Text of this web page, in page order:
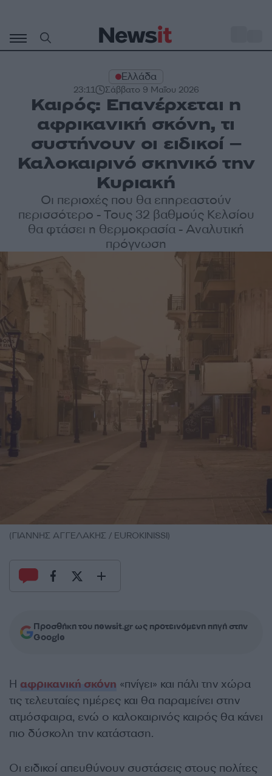
περιεχόμενο
Ελλάδα
23:11 Σάββατο 9 Μαΐου 2026
Καιρός: Επανέρχεται η
αφρικανική σκόνη, τι
συστήνουν οι ειδικοί –
Καλοκαιρινό σκηνικό την
Κυριακή
Οι περιοχές που θα επηρεαστούν
περισσότερο - Τους 32 βαθμούς Κελσίου
θα φτάσει η θερμοκρασία - Αναλυτική
πρόγνωση
(ΓΙΑΝΝΗΣ ΑΓΓΕΛΑΚΗΣ / EUROKINISSI)
Προσθήκη του newsit.gr ως προτεινόμενη πηγή στην
Google
Η αφρικανική σκόνη «πνίγει» και πάλι την χώρα
τις τελευταίες ημέρες και θα παραμείνει στην
ατμόσφαιρα, ενώ ο καλοκαιρινός καιρός θα κάνει
πιο δύσκολη την κατάσταση.
Οι ειδικοί απευθύνουν συστάσεις στους πολίτες